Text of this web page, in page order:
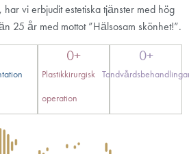
har vi erbjudit estetiska tjänster med hög
25 år med mottot ”Hälsosam skönhet!”.
Plastikkirurgisk
operation
0+ 0+